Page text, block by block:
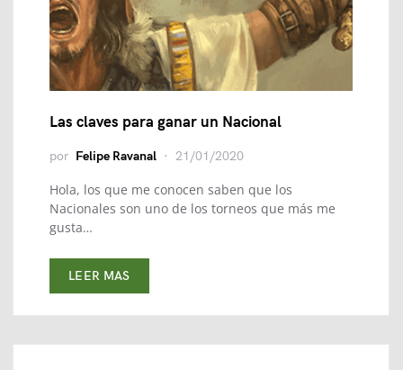
Las claves para ganar un Nacional
por Felipe Ravanal 21/01/2020
Hola, los que me conocen saben que los
Nacionales son uno de los torneos que más me
gusta…
LEER MAS